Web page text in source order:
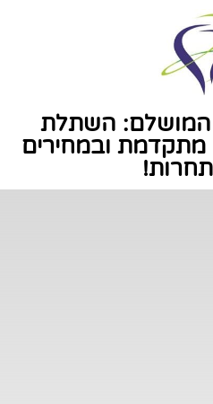
המושלם: השתלת
מתקדמת ובמחירים